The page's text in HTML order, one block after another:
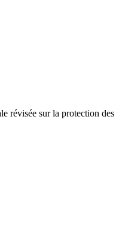
révisée sur la protection des